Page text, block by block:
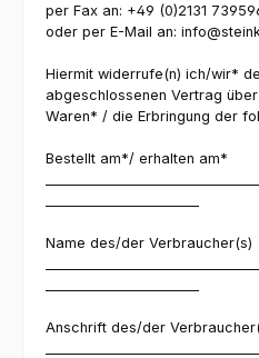
per Fax an: +49 (0)2131
oder per E-Mail an:
Hiermit widerrufe(n) ich/wir*
abgeschlossenen Vertrag
Waren* / die Erbringung der
Bestellt am*/ erhalten am*
Name des/der Verbraucher(s)
Anschrift des/der